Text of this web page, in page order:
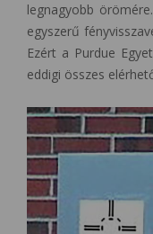
legnagyobb
egyszerű
Ezért a Purdue
eddigi összes